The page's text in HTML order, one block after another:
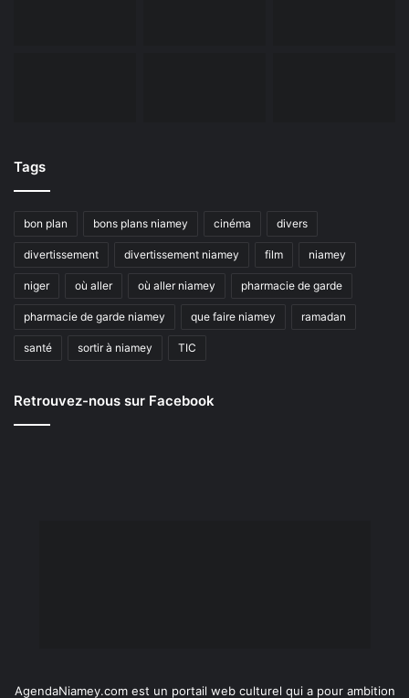
Tags
bon plan bons plans niamey cinéma divers
divertissement divertissement niamey film niamey
niger où aller où aller niamey pharmacie de garde
pharmacie de garde niamey que faire niamey ramadan
santé sortir à niamey TIC
Retrouvez-nous sur Facebook
AgendaNiamey.com est un portail web culturel qui a pour ambition